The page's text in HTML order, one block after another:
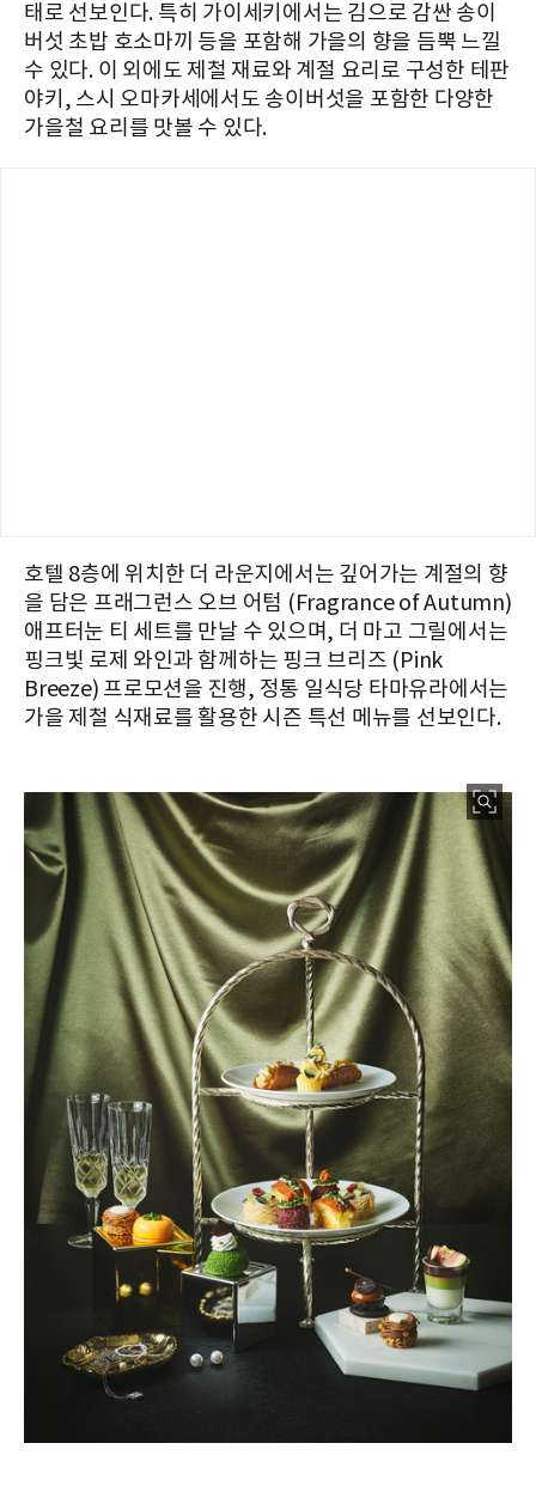
태로 선보인다. 특히 가이세키에서는 김으로 감싼 송이
버섯 초밥 호소마끼 등을 포함해 가을의 향을 듬뿍 느낄
수 있다. 이 외에도 제철 재료와 계절 요리로 구성한 테판
야키, 스시 오마카세에서도 송이버섯을 포함한 다양한
가을철 요리를 맛볼 수 있다.
호텔 8층에 위치한 더 라운지에서는 깊어가는 계절의 향
을 담은 프래그런스 오브 어텀 (Fragrance of Autumn)
애프터눈 티 세트를 만날 수 있으며, 더 마고 그릴에서는
핑크빛 로제 와인과 함께하는 핑크 브리즈 (Pink
Breeze) 프로모션을 진행, 정통 일식당 타마유라에서는
가을 제철 식재료를 활용한 시즌 특선 메뉴를 선보인다.